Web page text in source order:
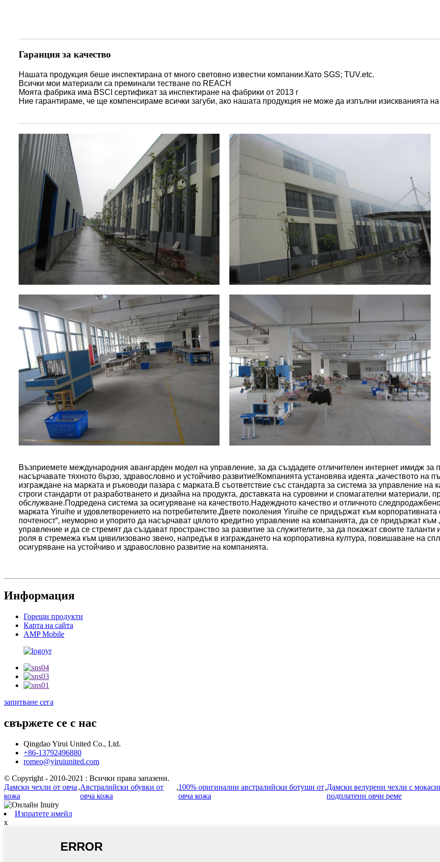
Гаранция за качество
Нашата продукция беше инспектирана от много световно известни компании.Като SGS; TUV.etc.
Всички мои материали са преминали тестване по REACH
Моята фабрика има BSCI сертификат за инспектиране на фабрики от 2013 г
Ние гарантираме, че ще компенсираме всички загуби, ако нашата продукция не може да изпълни изискванията
Възприемете международния авангарден модел на управление, за да създадете отличителен интернет имидж за
насърчавате тяхното бързо, здравословно и устойчиво развитие!Компанията установява идеята „качеството на
изграждане на марката и ръководи пазара с марката.В съответствие със стандарта за система за управление на
строги стандарти от разработването и дизайна на продукта, доставката на суровини и спомагателни материали,
обслужване.Подредена система за осигуряване на качеството.Надеждното качество и отличното
марката Yiruihe и удовлетворението на потребителите.Двете поколения Yiruihe се придържат към
почтеност“, неуморно и упорито да насърчават цялото кредитно управление на компанията, да се придържат
управление и да се стремят да създават пространство за развитие за служителите, за да покажат своите
роля в стремежа към цивилизовано звено, напредък в изграждането на корпоративна култура, повишаване на
осигуряване на устойчиво и здравословно развитие на компанията.
Информация
Горещи продукти
Карта на сайта
AMP Mobile
запитване сега
свържете се с нас
Qingdao Yirui United Co., Ltd.
+86-13792496880
romeo@yiruiunited.com
© Copyright - 2010-2021 : Всички права запазени.
Дамски чехли от овча
кожа
,Австралийски обувки от
овча кожа
,100% оригинални австралийски ботуши от
овча кожа
,Дамски велурени чехли с
подплатени овчи реме
Изпратете имейл
x